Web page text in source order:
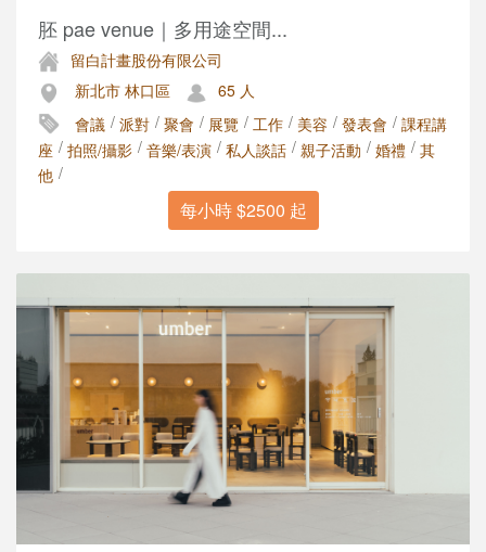
胚 pae venue｜多用途空間...
留白計畫股份有限公司
新北市 林口區
65 人
會議 / 派對 / 聚會 / 展覽 / 工作 / 美容 / 發表會 / 課程講
座 / 拍照/攝影 / 音樂/表演 / 私人談話 / 親子活動 / 婚禮 / 其
他 /
每小時 $2500 起